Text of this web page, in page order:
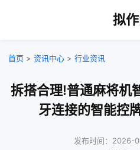
拟
首页 > 资讯中心 > 行业资讯
拆搭合理!普通麻将机
牙连接的智能控
发布时间：2026-